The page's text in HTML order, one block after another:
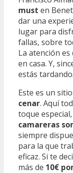
must en
dar una
lugar para
fallas, sobre
La atención
en casa. Y,
estás tardando.
Este es un
cenar. Aquí
toque
camareras
siempre
para la que
eficaz. Si te
más de 10€